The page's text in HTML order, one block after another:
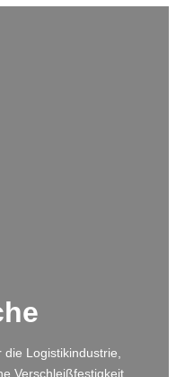
Logistikindustrie,
Verschleißfestigkeit